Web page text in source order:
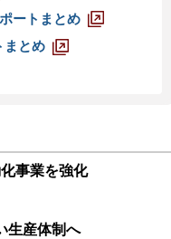
ートまとめ
まとめ
事業を強化
生産体制へ